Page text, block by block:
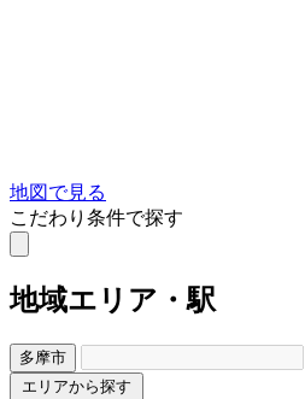
地図で見る
こだわり条件で探す
地域エリア・駅
多摩市
エリアから探す